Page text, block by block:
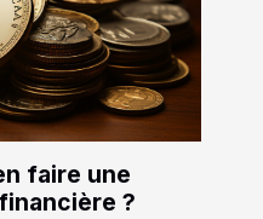
faire une
?